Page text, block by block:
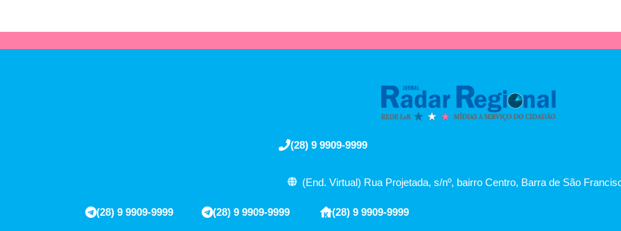
(28) 9 9909-9999
(End. Virtual) Rua Projetada, s/nº, bairro Centro, Barra de São
(28) 9 9909-9999 (28) 9 9909-9999 (28) 9 9909-9999